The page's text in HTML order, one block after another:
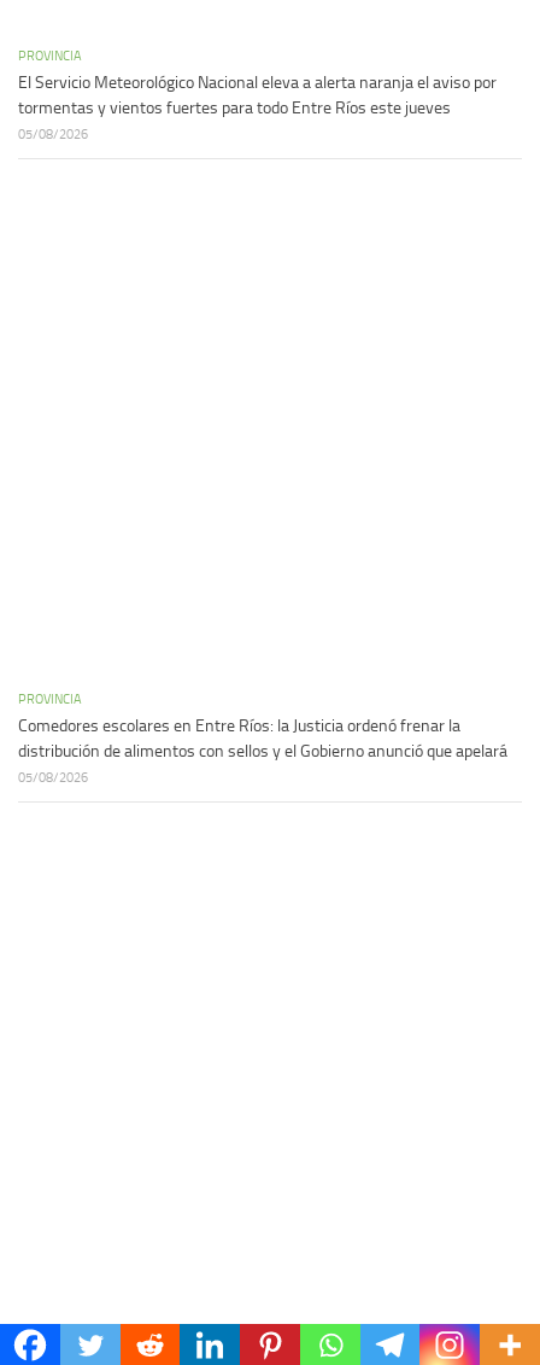
PROVINCIA
El Servicio Meteorológico Nacional eleva a alerta naranja el aviso por
tormentas y vientos fuertes para todo Entre Ríos este jueves
05/08/2026
PROVINCIA
Comedores escolares en Entre Ríos: la Justicia ordenó frenar la
distribución de alimentos con sellos y el Gobierno anunció que apelará
05/08/2026
PROVINCIA